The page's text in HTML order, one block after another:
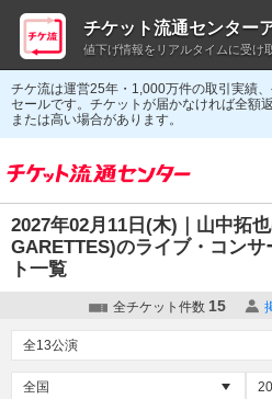
チケ流は運営25年・1,000万件の取引実績
セールです。チケットが届かなければ全額
または高い場合があります。
2027年02月11日(木)｜山中拓
GARETTES)のライブ・コンサ
ト一覧
全チケット件数 15
チケット流通センター
値下げ情報をリアルタイムに受け